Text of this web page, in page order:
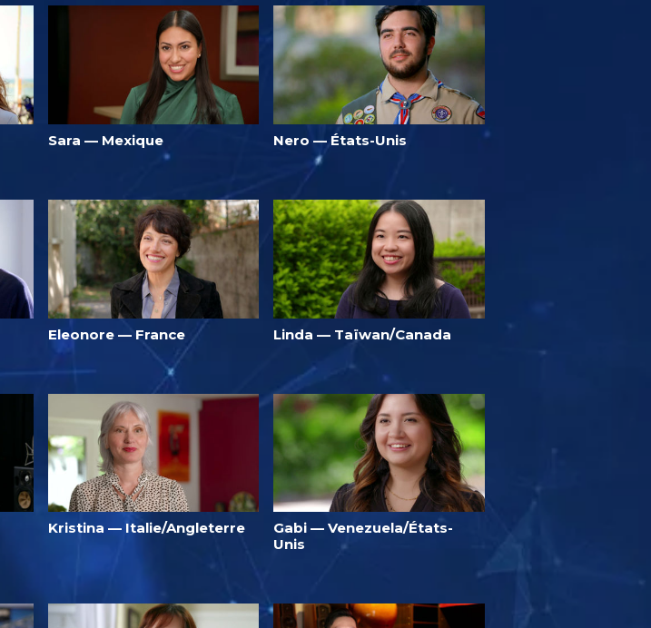
Sara — Mexique Nero — États-Unis
Eleonore — France Linda — Taïwan/Canada
Kristina — Italie/Angleterre
Gabi — Venezuela/États-
Unis